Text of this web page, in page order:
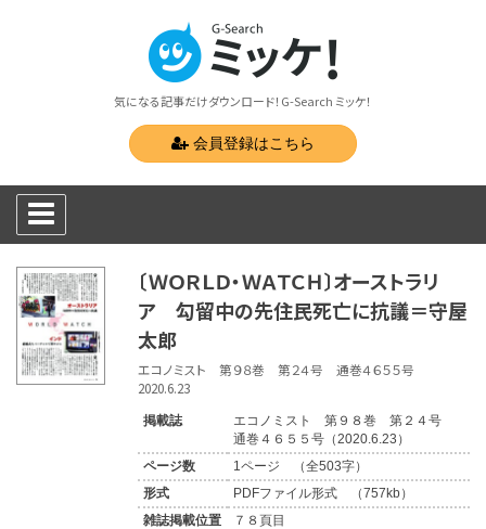
気になる記事だけダウンロード！G-Search ミッケ！
会員登録はこちら
〔ＷＯＲＬＤ・ＷＡＴＣＨ〕オーストラリ
ア 勾留中の先住民死亡に抗議＝守屋
太郎
エコノミスト 第９８巻 第２４号 通巻４６５５号
2020.6.23
掲載誌
エコノミスト 第９８巻 第２４号
通巻４６５５号（2020.6.23）
ページ数
1ページ （全503字）
形式
PDFファイル形式 （757kb）
雑誌掲載位置
７８頁目